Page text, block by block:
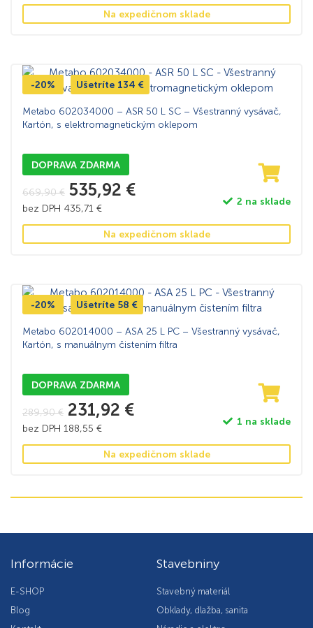
Na expedičnom sklade
-20% Ušetríte 134 €
Metabo 602034000 – ASR 50 L SC – Všestranný vysávač,
Kartón, s elektromagnetickým oklepom
DOPRAVA ZDARMA
669,90€ 535,92 €
bez DPH 435,71 €
2 na sklade
Na expedičnom sklade
-20% Ušetríte 58 €
Metabo 602014000 – ASA 25 L PC – Všestranný vysávač,
Kartón, s manuálnym čistením filtra
DOPRAVA ZDARMA
289,90€ 231,92 €
bez DPH 188,55 €
1 na sklade
Na expedičnom sklade
Informácie
E-SHOP
Blog
Stavebniny
Stavebný materiál
Obklady, dlažba, sanita